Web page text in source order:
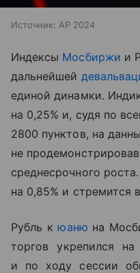
Источник: AP 2024
Индексы Мосбиржи и
дальнейшей
единой динамки.
на 0,25% и, судя по
2800 пунктов, на
не
среднесрочного
на 0,85% и стремится
Рубль кюаню на
торгов укрепился
и по ходу сессии